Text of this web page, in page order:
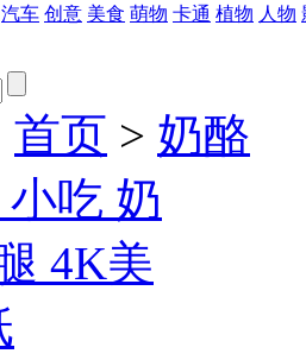
汽车 创意 美食 萌物 卡通 植物 人物
首页 > 奶酪